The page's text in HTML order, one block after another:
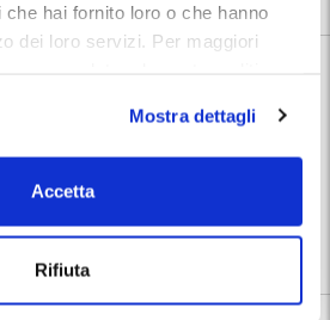
hai fornito loro o che hanno
dei loro servizi. Per maggiori
Mostra dettagli
Accetta
Rifiuta
custodito, cctv, accessibile, wc
|Aeroporto di Salerno